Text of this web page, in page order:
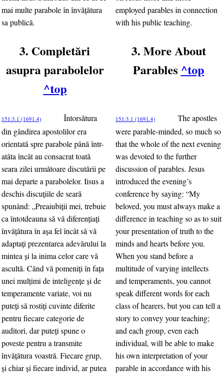
mai multe parabole în învăţătura
sa publică.
employed parables in connection
with his public teaching.
3. Completări
asupra parabolelor
^top
3. More About
Parables ^top
151:3.1 (1691.4)
Întorsătura
din gândirea apostolilor era
orientată spre parabole până într-
atâta încât au consacrat toată
seara zilei următoare discutării pe
mai departe a parabolelor. Iisus a
deschis discuţiile de seară
spunând: „Preaiubiţii mei, trebuie
ca întotdeauna să vă diferenţiaţi
învăţătura în aşa fel încât să vă
adaptaţi prezentarea adevărului la
mintea şi la inima celor care vă
ascultă. Când vă pomeniţi în faţa
unei mulţimi de inteligenţe şi de
temperamente variate, voi nu
puteţi să rostiţi cuvinte diferite
pentru fiecare categorie de
auditori, dar puteţi spune o
poveste pentru a transmite
învăţătura voastră. Fiecare grup,
şi chiar şi fiecare individ, ar putea
151:3.1 (1691.4)
The apostles
were parable-minded, so much so
that the whole of the next evening
was devoted to the further
discussion of parables. Jesus
introduced the evening’s
conference by saying: “My
beloved, you must always make a
difference in teaching so as to suit
your presentation of truth to the
minds and hearts before you.
When you stand before a
multitude of varying intellects
and temperaments, you cannot
speak different words for each
class of hearers, but you can tell a
story to convey your teaching;
and each group, even each
individual, will be able to make
his own interpretation of your
parable in accordance with his